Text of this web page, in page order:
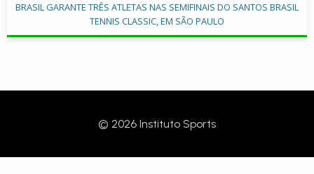
BRASIL GARANTE TRÊS ATLETAS NAS SEMIFINAIS DO SANTOS BRASIL
TENNIS CLASSIC, EM SÃO PAULO
© 2026 Instituto Sports